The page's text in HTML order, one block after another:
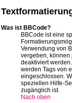
Was ist BBCode?
BBCode ist eine
Verwendung von
vergeben, können
deaktiviert
werden Tags von
eingeschlossen.
speziellen Hilfe-
zugänglich ist.
Nach oben